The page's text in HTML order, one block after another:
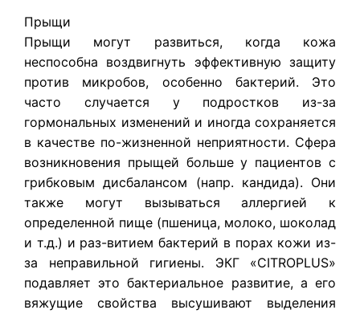
Прыщи
Прыщи могут развиться, когда кожа
неспособна воздвигнуть эффективную защиту
против микробов, особенно бактерий. Это
часто случается у подростков из-за
гормональных изменений и иногда сохраняется
в качестве по-жизненной неприятности. Сфера
возникновения прыщей больше у пациентов с
грибковым дисбалансом (напр. кандида). Они
также могут вызываться аллергией к
определенной пище (пшеница, молоко, шоколад
и т.д.) и раз-витием бактерий в порах кожи из-
за неправильной гигиены. ЭКГ «CITROPLUS»
подавляет это бактериальное развитие, а его
вяжущие свойства высушивают выделения